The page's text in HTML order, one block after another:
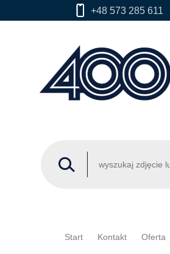
+48 573 285 611
Start Kontakt Oferta